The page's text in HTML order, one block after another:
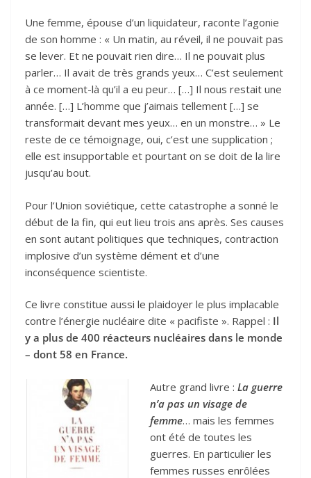
Une femme, épouse d’un liquidateur, raconte l’agonie
de son homme : « Un matin, au réveil, il ne pouvait pas
se lever. Et ne pouvait rien dire… Il ne pouvait plus
parler… Il avait de très grands yeux… C’est seulement
à ce moment-là qu’il a eu peur… […] Il nous restait une
année. […] L’homme que j’aimais tellement […] se
transformait devant mes yeux… en un monstre… » Le
reste de ce témoignage, oui, c’est une supplication ;
elle est insupportable et pourtant on se doit de la lire
jusqu’au bout.
Pour l’Union soviétique, cette catastrophe a sonné le
début de la fin, qui eut lieu trois ans après. Ses causes
en sont autant politiques que techniques, contraction
implosive d’un système dément et d’une
inconséquence scientiste.
Ce livre constitue aussi le plaidoyer le plus implacable
contre l’énergie nucléaire dite « pacifiste ». Rappel : Il
y a plus de 400 réacteurs nucléaires dans le monde
– dont 58 en France.
Autre grand livre : La guerre
n’a pas un visage de
femme… mais les femmes
ont été de toutes les
guerres. En particulier les
femmes russes enrôlées